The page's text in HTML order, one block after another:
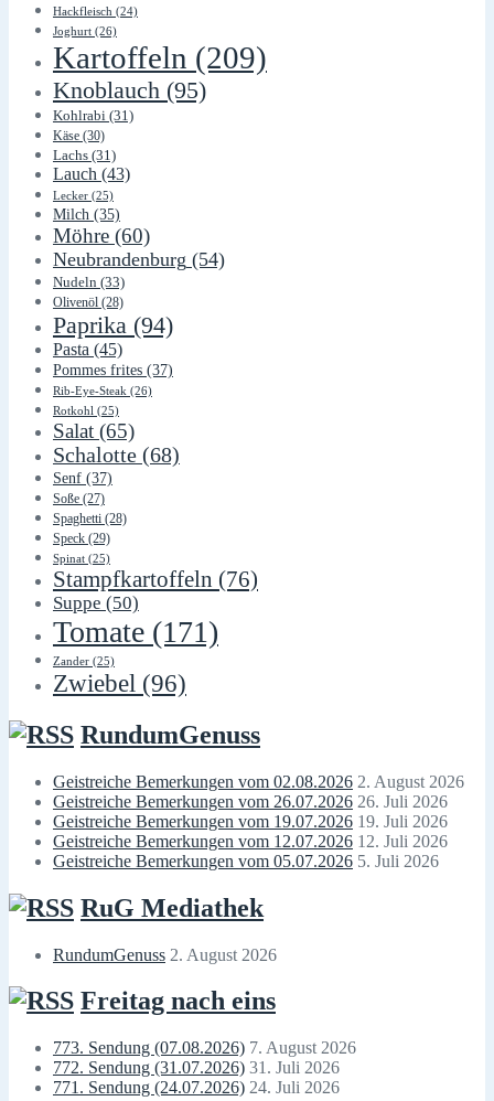
Hackfleisch (24)
Joghurt (26)
Kartoffeln (209)
Knoblauch (95)
Kohlrabi (31)
Käse (30)
Lachs (31)
Lauch (43)
Lecker (25)
Milch (35)
Möhre (60)
Neubrandenburg (54)
Nudeln (33)
Olivenöl (28)
Paprika (94)
Pasta (45)
Pommes frites (37)
Rib-Eye-Steak (26)
Rotkohl (25)
Salat (65)
Schalotte (68)
Senf (37)
Soße (27)
Spaghetti (28)
Speck (29)
Spinat (25)
Stampfkartoffeln (76)
Suppe (50)
Tomate (171)
Zander (25)
Zwiebel (96)
RundumGenuss
Geistreiche Bemerkungen vom 02.08.2026 2. August 2026
Geistreiche Bemerkungen vom 26.07.2026 26. Juli 2026
Geistreiche Bemerkungen vom 19.07.2026 19. Juli 2026
Geistreiche Bemerkungen vom 12.07.2026 12. Juli 2026
Geistreiche Bemerkungen vom 05.07.2026 5. Juli 2026
RuG Mediathek
RundumGenuss 2. August 2026
Freitag nach eins
773. Sendung (07.08.2026) 7. August 2026
772. Sendung (31.07.2026) 31. Juli 2026
771. Sendung (24.07.2026) 24. Juli 2026